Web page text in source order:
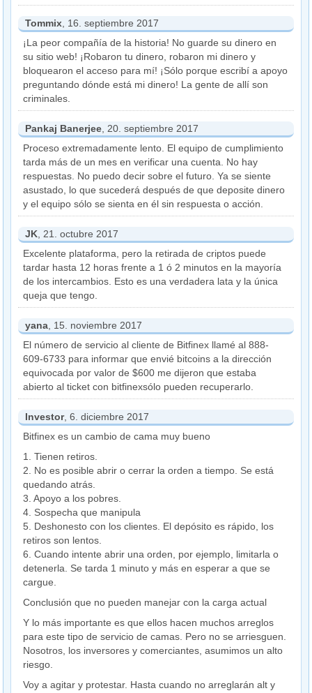
Tommix , 16. septiembre 2017
¡La peor compañía de la historia! No guarde su dinero en
su sitio web! ¡Robaron tu dinero, robaron mi dinero y
bloquearon el acceso para mí! ¡Sólo porque escribí a apoyo
preguntando dónde está mi dinero! La gente de allí son
criminales.
Pankaj Banerjee , 20. septiembre 2017
Proceso extremadamente lento. El equipo de cumplimiento
tarda más de un mes en verificar una cuenta. No hay
respuestas. No puedo decir sobre el futuro. Ya se siente
asustado, lo que sucederá después de que deposite dinero
y el equipo sólo se sienta en él sin respuesta o acción.
JK , 21. octubre 2017
Excelente plataforma, pero la retirada de criptos puede
tardar hasta 12 horas frente a 1 ó 2 minutos en la mayoría
de los intercambios. Esto es una verdadera lata y la única
queja que tengo.
yana , 15. noviembre 2017
El número de servicio al cliente de Bitfinex llamé al 888-
609-6733 para informar que envié bitcoins a la dirección
equivocada por valor de $600 me dijeron que estaba
abierto al ticket con bitfinexsólo pueden recuperarlo.
Investor, 6. diciembre 2017
Bitfinex es un cambio de cama muy bueno
1. Tienen retiros.
2. No es posible abrir o cerrar la orden a tiempo. Se está
quedando atrás.
3. Apoyo a los pobres.
4. Sospecha que manipula
5. Deshonesto con los clientes. El depósito es rápido, los
retiros son lentos.
6. Cuando intente abrir una orden, por ejemplo, limitarla o
detenerla. Se tarda 1 minuto y más en esperar a que se
cargue.
Conclusión que no pueden manejar con la carga actual
Y lo más importante es que ellos hacen muchos arreglos
para este tipo de servicio de camas. Pero no se arriesguen.
Nosotros, los inversores y comerciantes, asumimos un alto
riesgo.
Voy a agitar y protestar. Hasta cuando no arreglarán alt y